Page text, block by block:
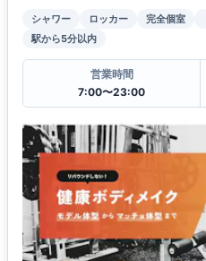
シャワー ロッカー 完全個室
駅から5分以内
営業時間
7:00〜23:00